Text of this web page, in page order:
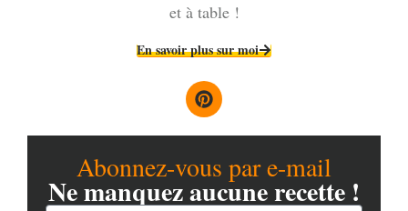
et à table !
En savoir plus sur moi
Abonnez-vous par e-mail
Ne manquez aucune recette !